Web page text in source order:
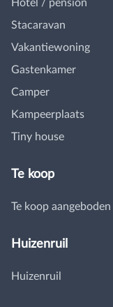
Hotel / pension
Stacaravan
Vakantiewoning
Gastenkamer
Camper
Kampeerplaats
Tiny house
Te koop
Te koop aangeboden
Huizenruil
Huizenruil